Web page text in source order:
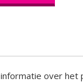
over het